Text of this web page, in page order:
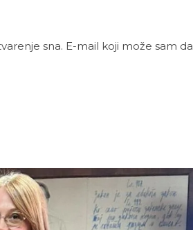
sna. E-mail koji može sam da